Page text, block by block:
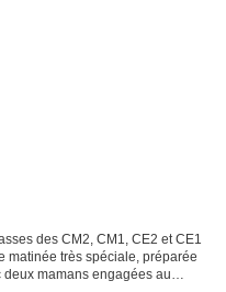
des CM2, CM1, CE2 et CE1
matinée très spéciale, préparée
mamans engagées au